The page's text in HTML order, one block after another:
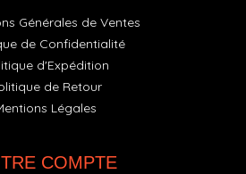
Générales de Ventes
de Confidentialité
d'Expédition
de Retour
Légales
COMPTE